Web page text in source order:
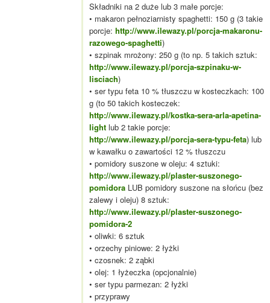
Składniki na 2 duże lub 3 małe porcje:
• makaron pełnoziarnisty spaghetti: 150 g (3 takie
porcje: http://www.ilewazy.pl/porcja-makaronu-
razowego-spaghetti)
• szpinak mrożony: 250 g (to np. 5 takich sztuk:
http://www.ilewazy.pl/porcja-szpinaku-w-
lisciach)
• ser typu feta 10 % tłuszczu w kosteczkach: 100
g (to 50 takich kosteczek:
http://www.ilewazy.pl/kostka-sera-arla-apetina-
light lub 2 takie porcje:
http://www.ilewazy.pl/porcja-sera-typu-feta) lub
w kawałku o zawartości 12 % tłuszczu
• pomidory suszone w oleju: 4 sztuki:
http://www.ilewazy.pl/plaster-suszonego-
pomidora LUB pomidory suszone na słońcu (bez
zalewy i oleju) 8 sztuk:
http://www.ilewazy.pl/plaster-suszonego-
pomidora-2
• oliwki: 6 sztuk
• orzechy piniowe: 2 łyżki
• czosnek: 2 ząbki
• olej: 1 łyżeczka (opcjonalnie)
• ser typu parmezan: 2 łyżki
• przyprawy